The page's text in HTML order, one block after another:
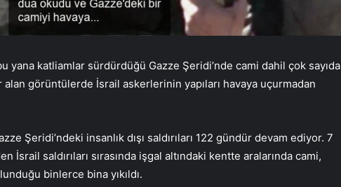
yana katliamlar sürdürdüğü Gazze Şeridi’nde cami dahil çok sayıda
alan görüntülerde İsrail askerlerinin yapıları havaya uçurmadan
Şeridi’ndeki insanlık dışı saldırıları 122 gündür devam ediyor. 7
İsrail saldırıları sırasında işgal altındaki kentte aralarında cami,
binlerce bina yıkıldı.